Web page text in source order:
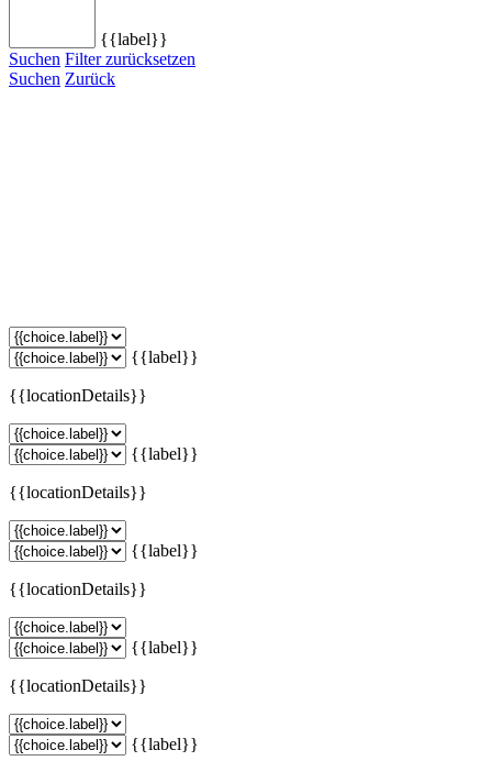
{{label}}
Suchen Filter zurücksetzen
Suchen Zurück
{{label}}
{{locationDetails}}
{{label}}
{{locationDetails}}
{{label}}
{{locationDetails}}
{{label}}
{{locationDetails}}
{{label}}